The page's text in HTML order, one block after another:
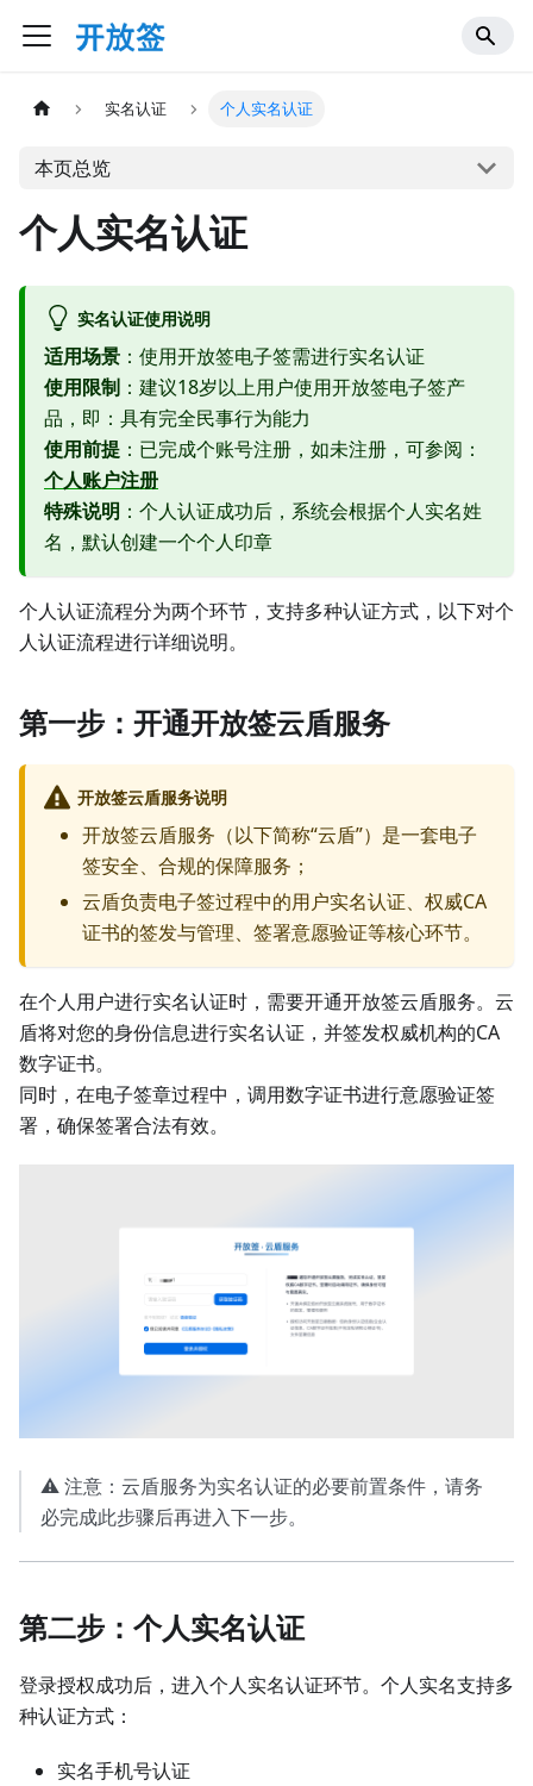
实名认证 个人实名认证
本页总览
个人实名认证
实名认证使用说明
适用场景 ：使用开放签电子签需进行实名认证
使用限制 ：建议18岁以上用户使用开放签电子签产
品，即：具有完全民事行为能力
使用前提 ：已完成个账号注册，如未注册，可参阅：
个人账户注册
特殊说明 ：个人认证成功后，系统会根据个人实名姓
名，默认创建一个个人印章
个人认证流程分为两个环节，支持多种认证方式，以下对个
人认证流程进行详细说明。
第一步：开通开放签云盾服务
开放签云盾服务说明
开放签云盾服务（以下简称“云盾”）是一套电子
签安全、合规的保障服务；
云盾负责电子签过程中的用户实名认证、权威CA
证书的签发与管理、签署意愿验证等核心环节。
在个人用户进行实名认证时，需要开通开放签云盾服务。云
盾将对您的身份信息进行实名认证，并签发权威机构的CA
数字证书。
同时，在电子签章过程中，调用数字证书进行意愿验证签
署，确保签署合法有效。
⚠️ 注意：云盾服务为实名认证的必要前置条件，请务
必完成此步骤后再进入下一步。
第二步：个人实名认证
登录授权成功后，进入个人实名认证环节。个人实名支持多
种认证方式：
实名手机号认证